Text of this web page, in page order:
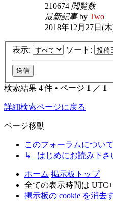
210674 閲覧数
最新記事by Two
2018年12月27日(
表示: ソート:
検索結果 4 件 • ページ 1 ／ 1
詳細検索ページに戻る
ページ移動
このフォーラムについ
↳ はじめにお読み下さ
ホーム 掲示板トップ
全ての表示時間は
掲示板の cookie を消去